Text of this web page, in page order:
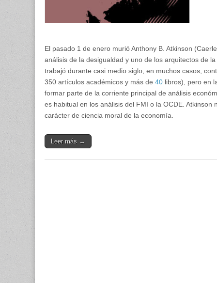
El pasado 1 de enero murió Anthony B. Atkinson
análisis de la desigualdad y uno de los arquitectos de
trabajó durante casi medio siglo, en muchos casos,
350 artículos académicos y más de 40 libros), pero en
formar parte de la corriente principal de análisis
es habitual en los análisis del FMI o la OCDE.
carácter de ciencia moral de la economía.
Leer más →